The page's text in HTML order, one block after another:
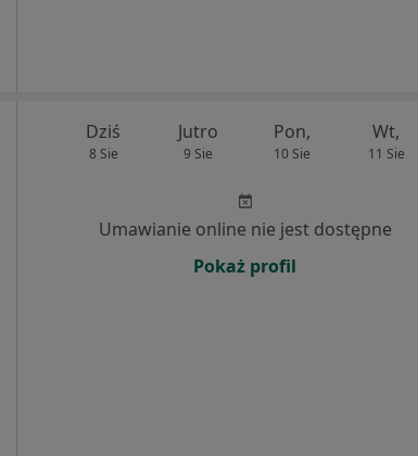
Dziś
8 Sie
Jutro
9 Sie
Pon,
10 Sie
Wt,
11 Sie
Umawianie online nie jest dostępne
Pokaż profil